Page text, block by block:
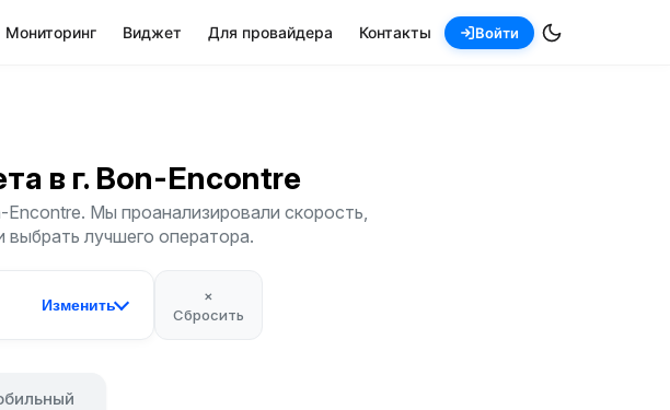
Мониторинг Виджет Для провайдера Контакты Войти
в г. Bon-Encontre
Мы проанализировали скорость,
выбрать лучшего оператора.
Изменить
×
Сбросить